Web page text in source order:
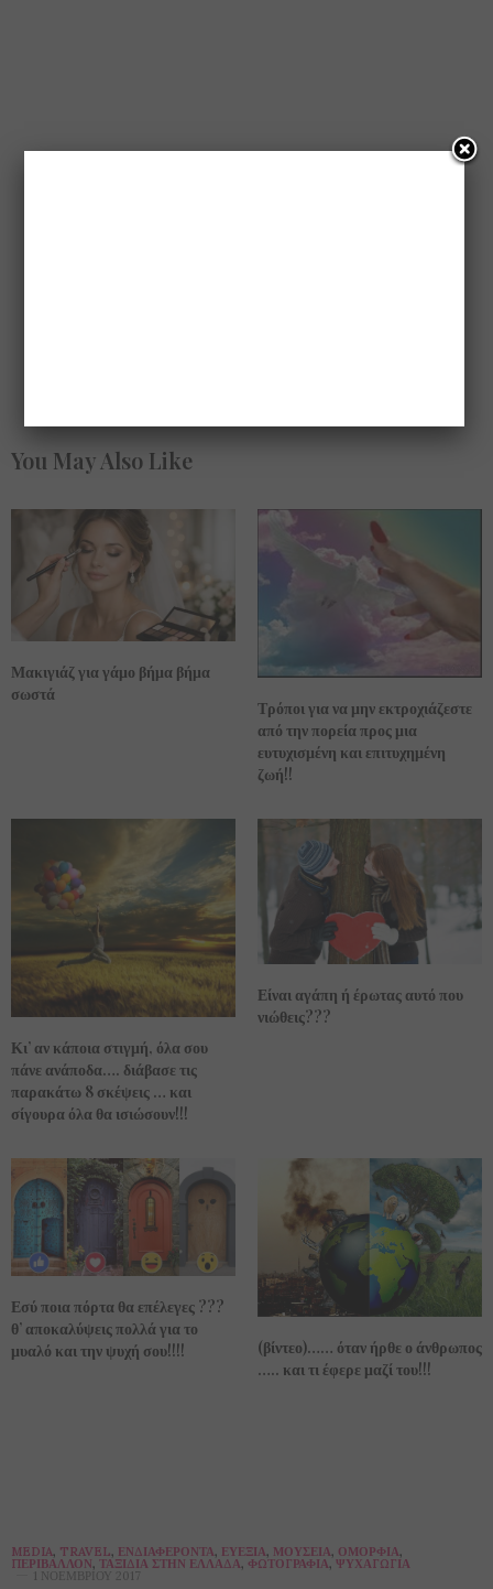
You May Also Like
Μακιγιάζ για γάμο βήμα βήμα
σωστά
Τρόποι για να μην εκτροχιάζεστε
από την πορεία προς μια
ευτυχισμένη και επιτυχημένη
ζωή!!
Κι’ αν κάποια στιγμή, όλα σου
πάνε ανάποδα…. διάβασε τις
παρακάτω 8 σκέψεις … και
σίγουρα όλα θα ισιώσουν!!!
Είναι αγάπη ή έρωτας αυτό που
νιώθεις???
Εσύ ποια πόρτα θα επέλεγες ???
θ’ αποκαλύψεις πολλά για το
μυαλό και την ψυχή σου!!!!
(βίντεο)…… όταν ήρθε ο άνθρωπος
….. και τι έφερε μαζί του!!!
MEDIA, TRAVEL, ΕΝΔΙΑΦΈΡΟΝΤΑ, ΕΥΕΞΊΑ, ΜΟΥΣΕΊΑ, ΟΜΟΡΦΙΆ,
ΠΕΡΙΒΆΛΛΟΝ, ΤΑΞΊΔΙΑ ΣΤΗΝ ΕΛΛΆΔΑ, ΦΩΤΟΓΡΑΦΊΑ, ΨΥΧΑΓΩΓΊΑ
1 ΝΟΕΜΒΡΊΟΥ 2017